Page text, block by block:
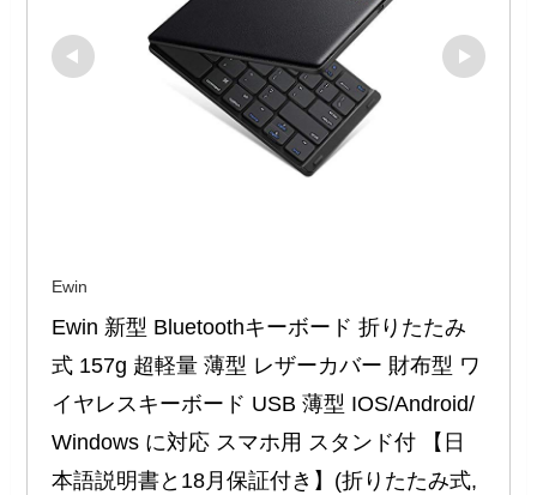
Ewin
Ewin 新型 Bluetoothキーボード 折りたたみ
式 157g 超軽量 薄型 レザーカバー 財布型 ワ
イヤレスキーボード USB 薄型 IOS/Android/
Windows に対応 スマホ用 スタンド付 【日
本語説明書と18月保証付き】(折りたたみ式,